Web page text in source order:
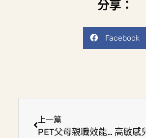
分享：
Facebook
上一篇
PET父母親職效能訓練5原則，幫父母減輕育兒壓力